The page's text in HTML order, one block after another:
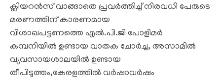
ക്ലിയറന്‍സ് വാങ്ങാതെ പ്രവര്‍ത്തിച്ച് നിരവധി പേരുടെ
മരണത്തിന് കാരണമായ
വിശാഖപട്ടണത്തെ എല്‍.പി.ജി പോളിമര്‍
കമ്പനിയില്‍ ഉണ്ടായ വാതക ചോര്‍ച്ച, അസാമില്‍
വ്യവസായശാലയില്‍ ഉണ്ടായ
തീപിടുത്തം,കേരളത്തില്‍ വര്‍ഷാവര്‍ഷം